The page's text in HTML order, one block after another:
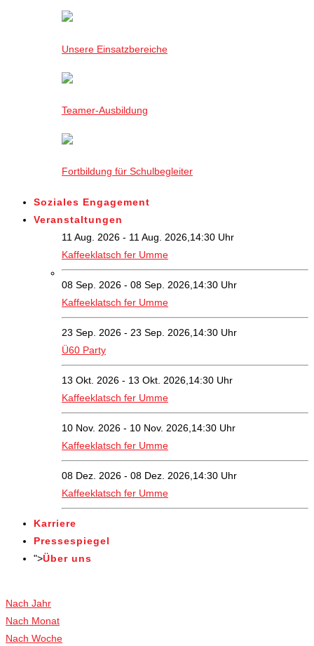
Unsere Einsatzbereiche
Teamer-Ausbildung
Fortbildung für Schulbegleiter
Soziales Engagement
Veranstaltungen
11 Aug. 2026 - 11 Aug. 2026,14:30 Uhr
Kaffeeklatsch fer Umme
08 Sep. 2026 - 08 Sep. 2026,14:30 Uhr
Kaffeeklatsch fer Umme
23 Sep. 2026 - 23 Sep. 2026,14:30 Uhr
Ü60 Party
13 Okt. 2026 - 13 Okt. 2026,14:30 Uhr
Kaffeeklatsch fer Umme
10 Nov. 2026 - 10 Nov. 2026,14:30 Uhr
Kaffeeklatsch fer Umme
08 Dez. 2026 - 08 Dez. 2026,14:30 Uhr
Kaffeeklatsch fer Umme
Karriere
Pressespiegel
">Über uns
Nach Jahr
Nach Monat
Nach Woche